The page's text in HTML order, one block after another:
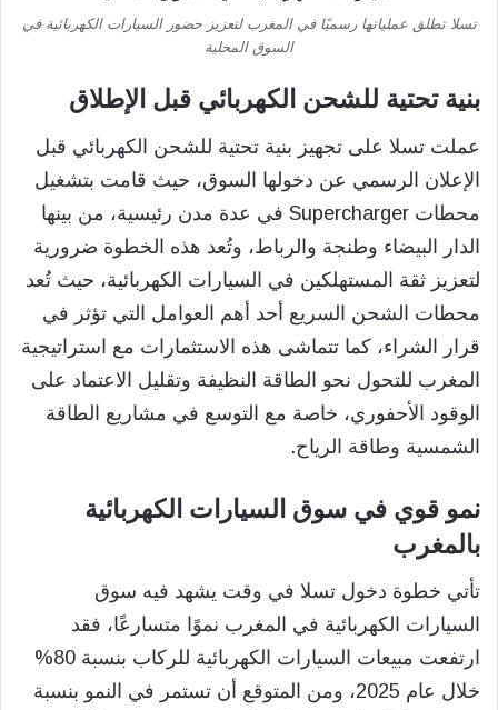
تسلا تطلق عملياتها رسميًا في المغرب لتعزيز حضور السيارات الكهربائية في
السوق المحلية
بنية تحتية للشحن الكهربائي قبل الإطلاق
عملت تسلا على تجهيز بنية تحتية للشحن الكهربائي قبل
الإعلان الرسمي عن دخولها السوق، حيث قامت بتشغيل
محطات Supercharger في عدة مدن رئيسية، من بينها
الدار البيضاء وطنجة والرباط، وتُعد هذه الخطوة ضرورية
لتعزيز ثقة المستهلكين في السيارات الكهربائية، حيث تُعد
محطات الشحن السريع أحد أهم العوامل التي تؤثر في
قرار الشراء، كما تتماشى هذه الاستثمارات مع استراتيجية
المغرب للتحول نحو الطاقة النظيفة وتقليل الاعتماد على
الوقود الأحفوري، خاصة مع التوسع في مشاريع الطاقة
الشمسية وطاقة الرياح.
نمو قوي في سوق السيارات الكهربائية
بالمغرب
تأتي خطوة دخول تسلا في وقت يشهد فيه سوق
السيارات الكهربائية في المغرب نموًا متسارعًا، فقد
ارتفعت مبيعات السيارات الكهربائية للركاب بنسبة 80%
خلال عام 2025، ومن المتوقع أن تستمر في النمو بنسبة